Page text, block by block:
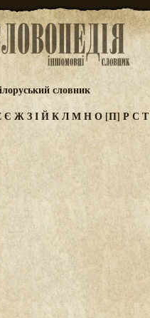
словник
Є ЖЗІЙКЛМНО[П] РС Т